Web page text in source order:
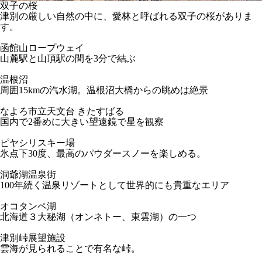
双子の桜
津別の厳しい自然の中に、愛林と呼ばれる双子の桜がありま
す。
函館山ロープウェイ
山麓駅と山頂駅の間を3分で結ぶ
温根沼
周囲15kmの汽水湖。温根沼大橋からの眺めは絶景
なよろ市立天文台 きたすばる
国内で2番めに大きい望遠鏡で星を観察
ピヤシリスキー場
氷点下30度、最高のパウダースノーを楽しめる。
洞爺湖温泉街
100年続く温泉リゾートとして世界的にも貴重なエリア
オコタンペ湖
北海道３大秘湖（オンネトー、東雲湖）の一つ
津別峠展望施設
雲海が見られることで有名な峠。